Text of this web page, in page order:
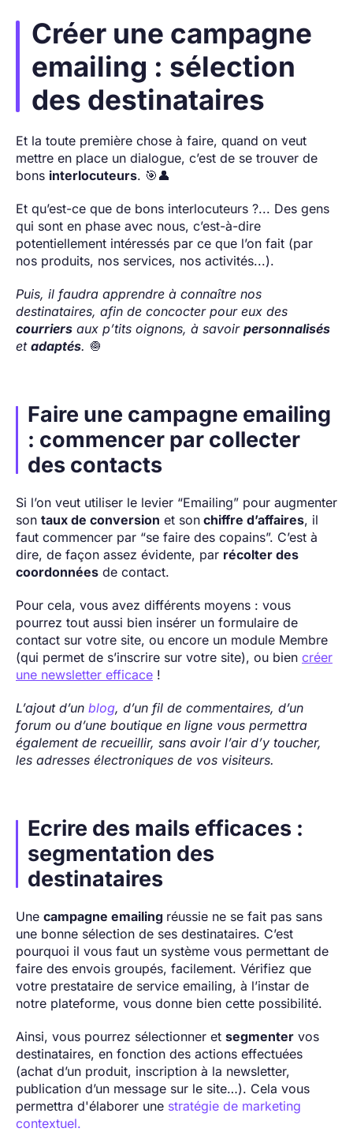
Créer une campagne
emailing : sélection
des destinataires
Et la toute première chose à faire, quand on veut
mettre en place un dialogue, c’est de se trouver de
bons interlocuteurs. 🎯👤
Et qu’est-ce que de bons interlocuteurs ?... Des gens
qui sont en phase avec nous, c’est-à-dire
potentiellement intéressés par ce que l’on fait (par
nos produits, nos services, nos activités...).
Puis, il faudra apprendre à connaître nos
destinataires, afin de concocter pour eux des
courriers aux p’tits oignons, à savoir personnalisés
et adaptés. 🧅
Faire une campagne emailing
: commencer par collecter
des contacts
Si l’on veut utiliser le levier “Emailing” pour augmenter
son taux de conversion et son chiffre d’affaires, il
faut commencer par “se faire des copains”. C’est à
dire, de façon assez évidente, par récolter des
coordonnées de contact.
Pour cela, vous avez différents moyens : vous
pourrez tout aussi bien insérer un formulaire de
contact sur votre site, ou encore un module Membre
(qui permet de s’inscrire sur votre site), ou bien créer
une newsletter efficace !
L’ajout d’un blog, d’un fil de commentaires, d’un
forum ou d’une boutique en ligne vous permettra
également de recueillir, sans avoir l’air d’y toucher,
les adresses électroniques de vos visiteurs.
Ecrire des mails efficaces :
segmentation des
destinataires
Une campagne emailing réussie ne se fait pas sans
une bonne sélection de ses destinataires. C’est
pourquoi il vous faut un système vous permettant de
faire des envois groupés, facilement. Vérifiez que
votre prestataire de service emailing, à l’instar de
notre plateforme, vous donne bien cette possibilité.
Ainsi, vous pourrez sélectionner et segmenter vos
destinataires, en fonction des actions effectuées
(achat d’un produit, inscription à la newsletter,
publication d’un message sur le site…). Cela vous
permettra d'élaborer une stratégie de marketing
contextuel.